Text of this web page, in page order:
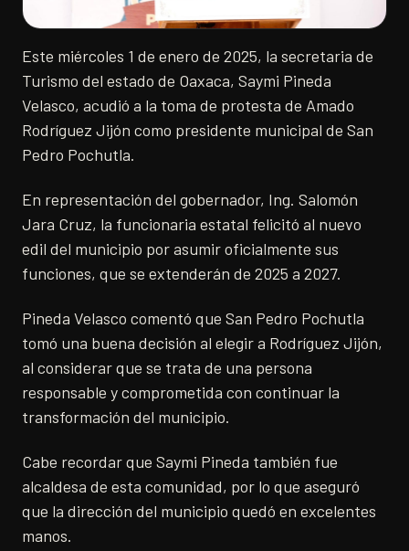
Este miércoles 1 de enero de 2025, la secretaria de
Turismo del estado de Oaxaca, Saymi Pineda
Velasco, acudió a la toma de protesta de Amado
Rodríguez Jijón como presidente municipal de San
Pedro Pochutla.
En representación del gobernador, Ing. Salomón
Jara Cruz, la funcionaria estatal felicitó al nuevo
edil del municipio por asumir oficialmente sus
funciones, que se extenderán de 2025 a 2027.
Pineda Velasco comentó que San Pedro Pochutla
tomó una buena decisión al elegir a Rodríguez Jijón,
al considerar que se trata de una persona
responsable y comprometida con continuar la
transformación del municipio.
Cabe recordar que Saymi Pineda también fue
alcaldesa de esta comunidad, por lo que aseguró
que la dirección del municipio quedó en excelentes
manos.